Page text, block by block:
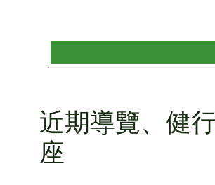
近期導覽、健
座